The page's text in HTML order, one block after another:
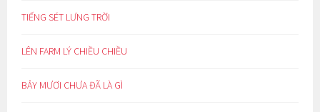
TIẾNG SÉT LƯNG TRỜI
LÊN FARM LÝ CHIỀU CHIỀU
BẢY MƯƠI CHƯA ĐÃ LÀ GÌ